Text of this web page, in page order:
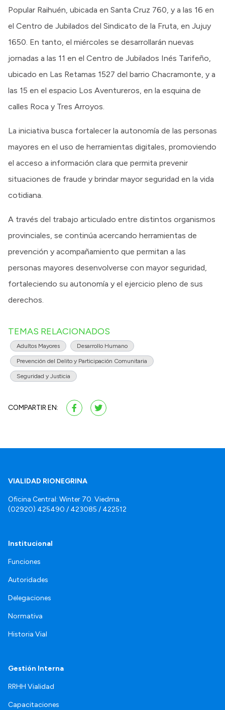
Popular Raihuén, ubicada en Santa Cruz 760, y a las 16 en
el Centro de Jubilados del Sindicato de la Fruta, en Jujuy
1650. En tanto, el miércoles se desarrollarán nuevas
jornadas a las 11 en el Centro de Jubilados Inés Tarifeño,
ubicado en Las Retamas 1527 del barrio Chacramonte, y a
las 15 en el espacio Los Aventureros, en la esquina de
calles Roca y Tres Arroyos.
La iniciativa busca fortalecer la autonomía de las personas
mayores en el uso de herramientas digitales, promoviendo
el acceso a información clara que permita prevenir
situaciones de fraude y brindar mayor seguridad en la vida
cotidiana.
A través del trabajo articulado entre distintos organismos
provinciales, se continúa acercando herramientas de
prevención y acompañamiento que permitan a las
personas mayores desenvolverse con mayor seguridad,
fortaleciendo su autonomía y el ejercicio pleno de sus
derechos.
TEMAS RELACIONADOS
Adultos Mayores Desarrollo Humano
Prevención del Delito y Participación Comunitaria
Seguridad y Justicia
COMPARTIR EN:
VIALIDAD RIONEGRINA
Oficina Central: Winter 70. Viedma.
(02920) 425490 / 423085 / 422512
Institucional
Funciones
Autoridades
Delegaciones
Normativa
Historia Vial
Gestión Interna
RRHH Vialidad
Capacitaciones